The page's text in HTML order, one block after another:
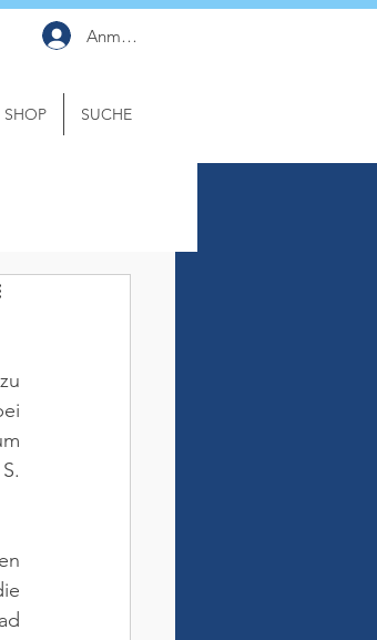
Anmelden
SHOP SUCHE